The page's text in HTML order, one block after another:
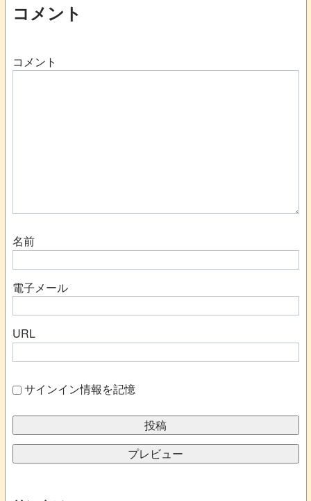
コメント
コメント
名前
電子メール
URL
サインイン情報を記憶